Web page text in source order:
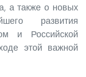
а также о новых
развития
и Российской
этой важной